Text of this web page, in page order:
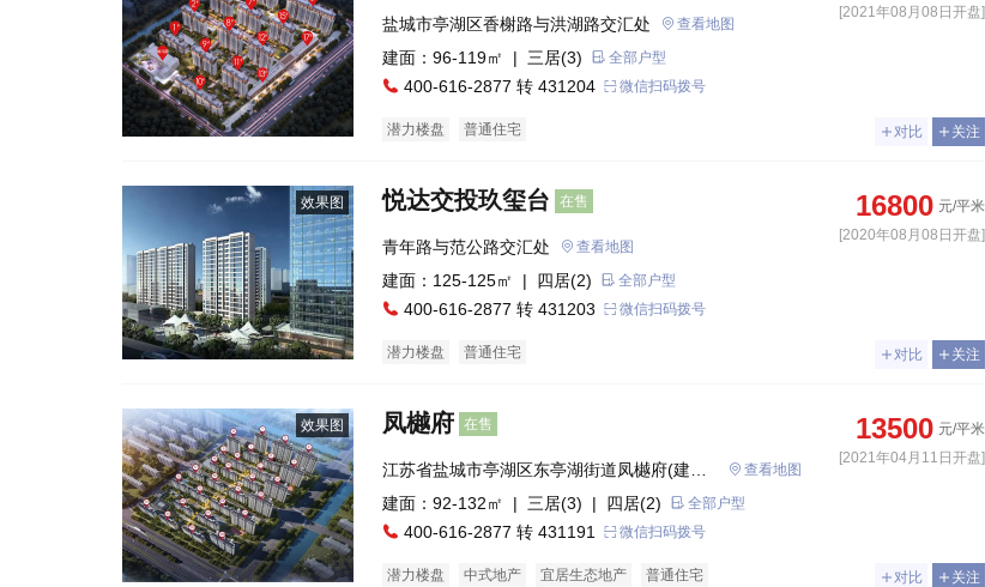
[2021年08月08日开盘]
盐城市亭湖区香榭路与洪湖路交汇处 查看地图
建面：96-119㎡ | 三居(3) 全部户型
400-616-2877 转 431204 微信扫码拨号
潜力楼盘 普通住宅 对比 关注
效果图 悦达交投玖玺台 在售 16800 元/平米
[2020年08月08日开盘]
青年路与范公路交汇处 查看地图
建面：125-125㎡ | 四居(2) 全部户型
400-616-2877 转 431203 微信扫码拨号
潜力楼盘 普通住宅 对比 关注
效果图 凤樾府 在售 13500 元/平米
[2021年04月11日开盘]
江苏省盐城市亭湖区东亭湖街道凤樾府(建设
中)
查看地图
建面：92-132㎡ | 三居(3) | 四居(2) 全部户型
400-616-2877 转 431191 微信扫码拨号
潜力楼盘 中式地产 宜居生态地产 普通住宅 对比 关注